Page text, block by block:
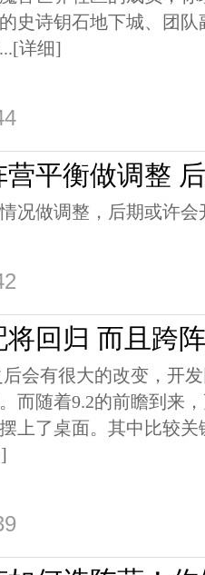
史诗钥石地下城、团
[详细]
平衡做调整
况做调整，后期或许会
回归 而且跨
后会有很大的改变，开
而随着9.2的前瞻到来
上了桌面。其中比较